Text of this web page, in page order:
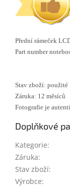
Přední rámeček
Part number
Stav zboží: použité
Záruka: 12 měsíců
Fotografie je
Doplňkové
Kategorie:
Záruka:
Stav zboží:
Výrobce: